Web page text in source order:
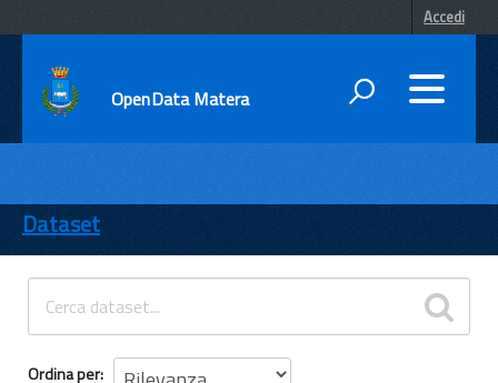
Accedi
OpenData Matera
ENTI
TEMI
INFORMAZIONI
Dataset
Ordina per